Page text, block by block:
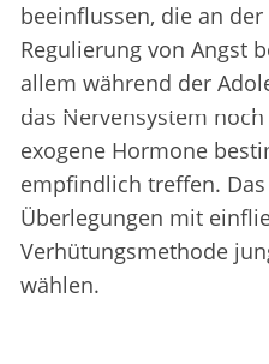
beeinflussen, die an
Regulierung von Angst
allem während der
das Nervensystem
exogene Hormone
empfindlich treffen.
Überlegungen mit
Verhütungsmethode
wählen.